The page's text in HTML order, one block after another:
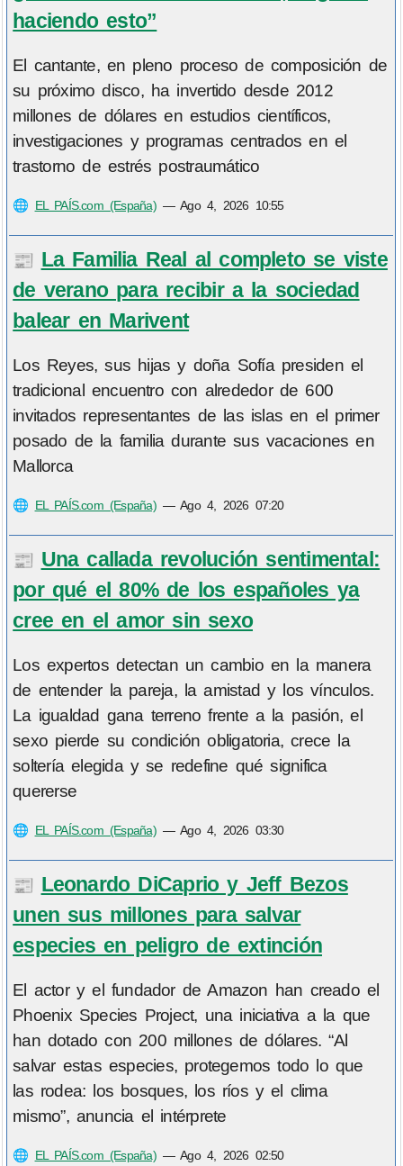
haciendo esto”
El cantante, en pleno proceso de composición de
su próximo disco, ha invertido desde 2012
millones de dólares en estudios científicos,
investigaciones y programas centrados en el
trastorno de estrés postraumático
🌐 EL PAÍS.com (España)—Ago 4, 2026 10:55
📰 La Familia Real al completo se viste
de verano para recibir a la sociedad
balear en Marivent
Los Reyes, sus hijas y doña Sofía presiden el
tradicional encuentro con alrededor de 600
invitados representantes de las islas en el primer
posado de la familia durante sus vacaciones en
Mallorca
🌐 EL PAÍS.com (España)—Ago 4, 2026 07:20
📰 Una callada revolución sentimental:
por qué el 80% de los españoles ya
cree en el amor sin sexo
Los expertos detectan un cambio en la manera
de entender la pareja, la amistad y los vínculos.
La igualdad gana terreno frente a la pasión, el
sexo pierde su condición obligatoria, crece la
soltería elegida y se redefine qué significa
quererse
🌐 EL PAÍS.com (España)—Ago 4, 2026 03:30
📰 Leonardo DiCaprio y Jeff Bezos
unen sus millones para salvar
especies en peligro de extinción
El actor y el fundador de Amazon han creado el
Phoenix Species Project, una iniciativa a la que
han dotado con 200 millones de dólares. “Al
salvar estas especies, protegemos todo lo que
las rodea: los bosques, los ríos y el clima
mismo”, anuncia el intérprete
🌐 EL PAÍS.com (España)—Ago 4, 2026 02:50